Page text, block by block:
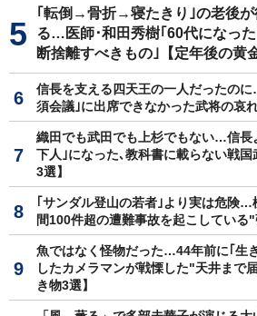
｢転倒→骨折→寝たきり｣の老後が
る…医師･和田秀樹｢60代になっ
断捨離すべきもの｣【定年後の黄
信長を支える四天王の一人だったの
須会議｣に出席できなかった武将の哀
織田でも武田でも上杉でもない…信長
下人｣になった､教科書に載らない戦国
3選】
｢サンダル登山の若者｣より実は危険
間100件超の遭難事故を起こしている
魚ではなく怪物だった…44年前に｢生
したカメラマンが戦慄した"天井まで
き物3選】